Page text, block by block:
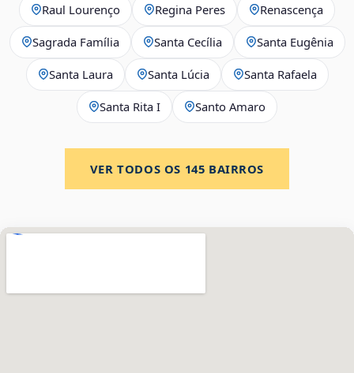
Raul Lourenço Regina Peres Renascença
Sagrada Família Santa Cecília Santa Eugênia
Santa Laura Santa Lúcia Santa Rafaela
Santa Rita I Santo Amaro
VER TODOS OS 145 BAIRROS